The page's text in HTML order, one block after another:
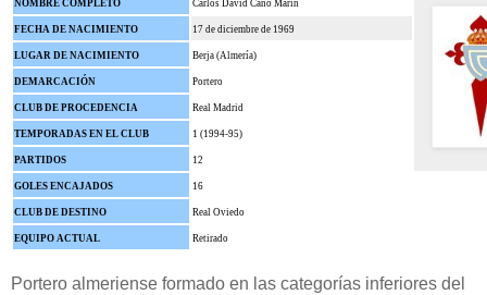
NOMBRE COMPLETO Carlos David Cano Marín
FECHA DE NACIMIENTO 17 de diciembre de 1969
LUGAR DE NACIMIENTO Berja (Almería)
DEMARCACIÓN Portero
CLUB DE PROCEDENCIA Real Madrid
TEMPORADAS EN EL CLUB 1 (1994-95)
PARTIDOS 12
GOLES ENCAJADOS 16
CLUB DE DESTINO Real Oviedo
EQUIPO ACTUAL Retirado
Portero almeriense formado en las categorías inferiores del